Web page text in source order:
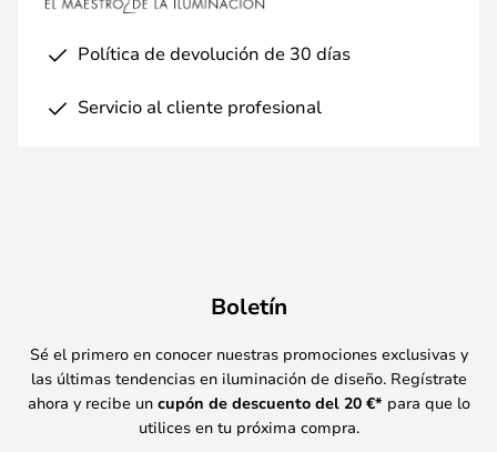
Política de devolución de 30 días
Servicio al cliente profesional
Boletín
Sé el primero en conocer nuestras promociones exclusivas y
las últimas tendencias en iluminación de diseño. Regístrate
ahora y recibe un cupón de descuento del 20 €* para que lo
utilices en tu próxima compra.